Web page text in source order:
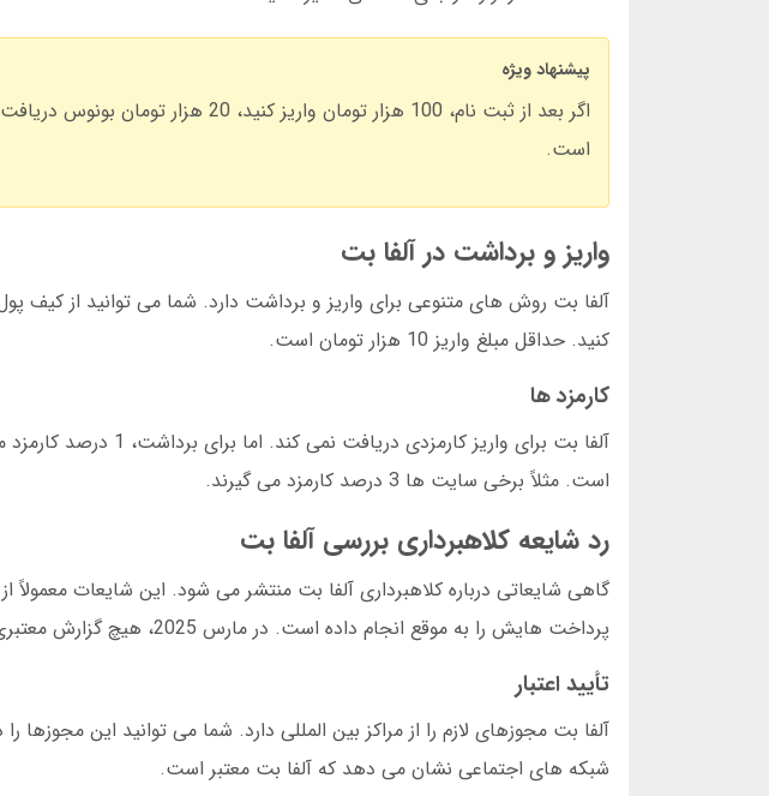
پیشنهاد ویژه
است.
واریز و برداشت در آلفا بت
آلفا بت روش های متنوعی برای واریز و برداشت دارد. شما می توانید از کیف
کنید. حداقل مبلغ واریز 10 هزار تومان است.
کارمزد ها
آلفا بت برای واریز
است. مثلاً برخی سایت ها 3 درصد کارمزد می گیرند.
رد شایعه کلاهبرداری بررسی آلفا بت
پرداخت هایش را به موقع انجام داده است. در مارس 2025، هیچ گزارش معتبری از کلاهبرداری وجود نداشت.
تأیید اعتبار
آلفا بت مجوزهای لازم را از مراکز بین المللی دارد. شما می توانید این
شبکه های اجتماعی نشان می دهد که آلفا بت معتبر است.